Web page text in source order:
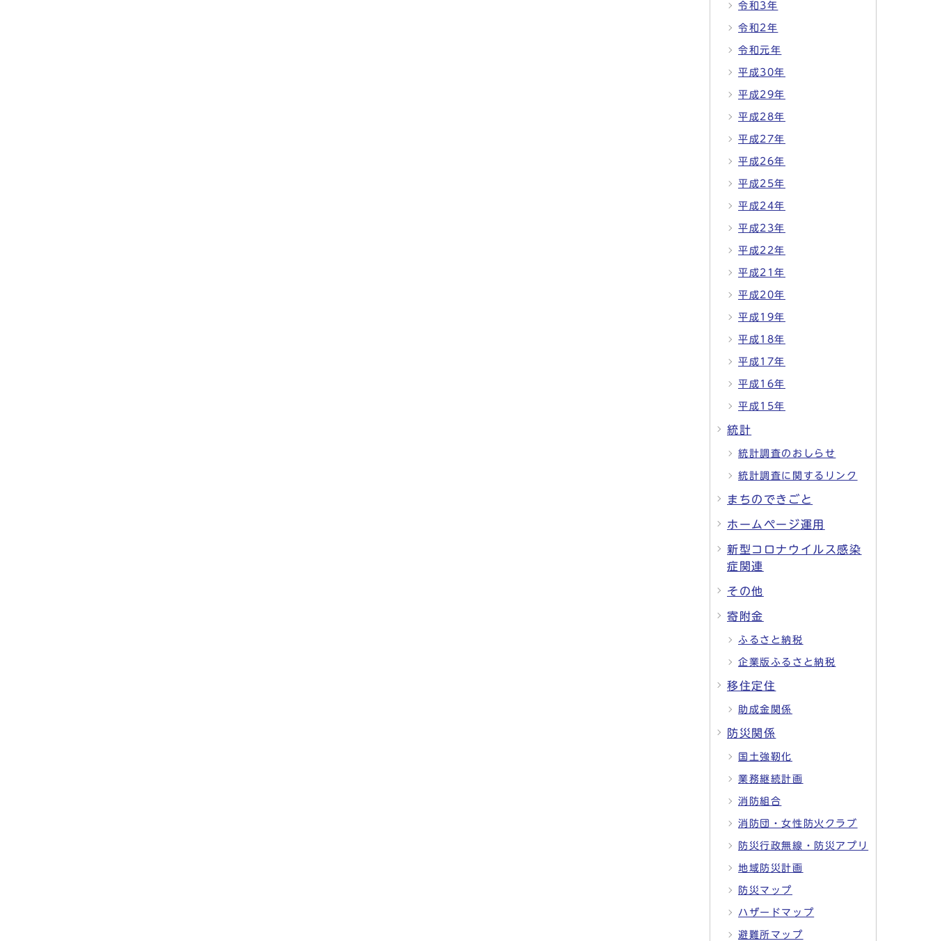
令和3年
令和2年
令和元年
平成30年
平成29年
平成28年
平成27年
平成26年
平成25年
平成24年
平成23年
平成22年
平成21年
平成20年
平成19年
平成18年
平成17年
平成16年
平成15年
統計
統計調査のおしらせ
統計調査に関するリンク
まちのできごと
ホームページ運用
新型コロナウイルス感染
症関連
その他
寄附金
ふるさと納税
企業版ふるさと納税
移住定住
助成金関係
防災関係
国土強靭化
業務継続計画
消防組合
消防団・女性防火クラブ
防災行政無線・防災アプリ
地域防災計画
防災マップ
ハザードマップ
避難所マップ